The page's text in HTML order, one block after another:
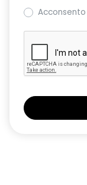
Acconsento